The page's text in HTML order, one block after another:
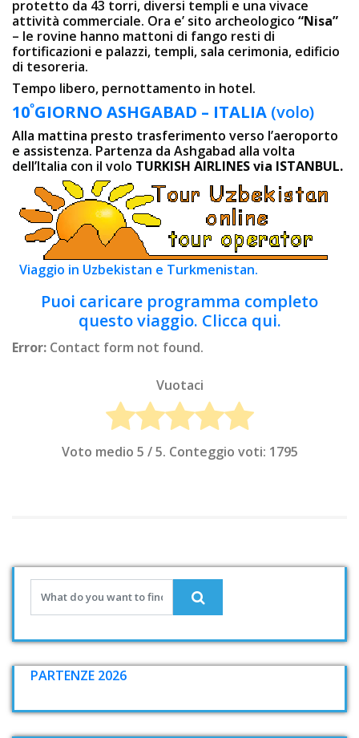
protetto da 43 torri, diversi templi e una vivace
attività commerciale. Ora e’ sito archeologico “Nisa”
– le rovine hanno mattoni di fango resti di
fortificazioni e palazzi, templi, sala cerimonia, edificio
di tesoreria.
Tempo libero, pernottamento in hotel.
10ºGIORNO ASHGABAD – ITALIA (volo)
Alla mattina presto trasferimento verso l’aeroporto
e assistenza. Partenza da Ashgabad alla volta
dell’Italia con il volo TURKISH AIRLINES via ISTANBUL.
Viaggio in Uzbekistan e Turkmenistan.
Puoi caricare programma completo
questo viaggio. Clicca qui.
Error: Contact form not found.
Vuotaci
Voto medio 5 / 5. Conteggio voti: 1795
PARTENZE 2026